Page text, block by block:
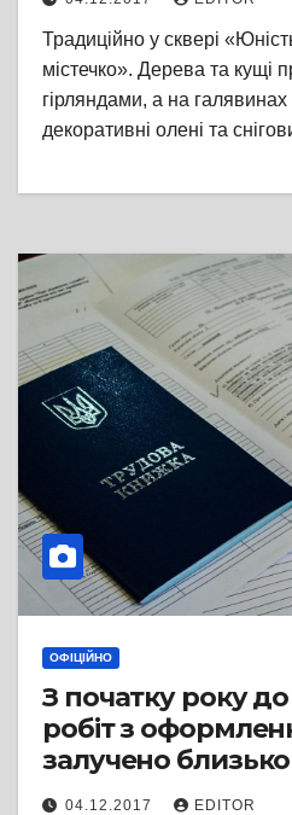
Традиційно у сквері
містечко». Дерева та кущі
гірляндами, а на галявинах
декоративні олені та
ОФІЦІЙНО
З початку року
робіт з
залучено близько
безробітних
04.12.2017 EDITOR